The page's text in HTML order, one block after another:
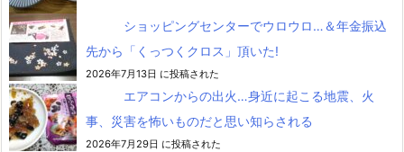
ショッピングセンターでウロウロ…＆年金振込
先から「くっつくクロス」頂いた!
2026年7月13日 に投稿された
エアコンからの出火…身近に起こる地震、火
事、災害を怖いものだと思い知らされる
2026年7月29日 に投稿された